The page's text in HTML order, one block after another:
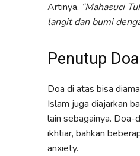
Artinya, “Mahasuci
langit dan bumi
Penutup Doa
Doa di atas bisa
Islam juga diajarkan
lain sebagainya. Doa-
ikhtiar, bahkan
anxiety.